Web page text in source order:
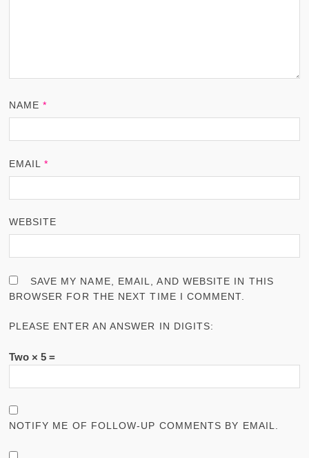
NAME*
EMAIL*
WEBSITE
SAVE MY NAME, EMAIL, AND WEBSITE IN THIS
BROWSER FOR THE NEXT TIME I COMMENT.
PLEASE ENTER AN ANSWER IN DIGITS:
Two × 5 =
NOTIFY ME OF FOLLOW-UP COMMENTS BY EMAIL.